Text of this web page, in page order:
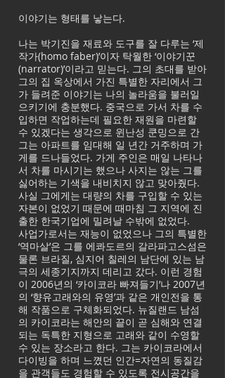
이야기는 형태를 낳는다.
나는 박기진을 재료와 도구를 잘 다루는 ‘제
작가(homo faber)’이자 탁월한 ‘이야기꾼
(narrator)’이라고 믿는다. 그의 초대를 받아
그의 집 옥상에서 가진 특별한 자리에서 그
가 들려준 이야기는 나의 놀라움을 불러일
으키기에 충분했다. 중국으로 가서 차를 수
입하면 작업하는데 필요한 재원을 마련할
수 있겠다는 생각으로 윈난성 쿤밍으로 간
그는 아파트를 임대해 일 년간 거주하며 가
게를 드나들었다. 가게 주인은 매일 나타나
서 차를 마시기는 했으나 사지는 않는 그를
싫어하는 기색을 내비치지 않고 맞아줬다.
사실 그에게는 대량의 차를 구입할 수 있는
자본이 없었기 때문에 때마침 그 지역에 진
출한 한국기업에 밀려날 수밖에 없었다.
사업가로서는 재능이 없었으나 그의 특별한
‘역마살’은 그를 에콰도르의 갈라파고스섬은
물론 브라질, 심지어 칠레의 남단에 있는 남
극의 세종기지까지 데리고 갔다. 이런 경험
이 2006년의 ‘카이코라 빠져들기’나 2007년
의 ‘향유고래와의 유영’과 같은 개인전을 통
해 작품으로 구체화되었다. 뉴질랜드 남섬
의 카이코라는 해안의 끝이 곧 심해와 연결
되는 독특한 지형으로 고래와 같이 수영할
수 있는 장소라고 한다. 그는 카이코라에서
다이빙을 하며 느꼈던 인간=자연의 동질감
을 관객들도 경험할 수 있도록 전시공간을